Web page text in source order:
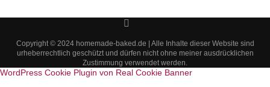
Copyright © 2024 homemade-baked.de | Alle Inhalte dieser Website sind
urheberrechtlich geschützt und dürfen nicht ohne meiner ausdrücklichen
Zustimmung verwendet werden.
WordPress Cookie Plugin von Real Cookie Banner